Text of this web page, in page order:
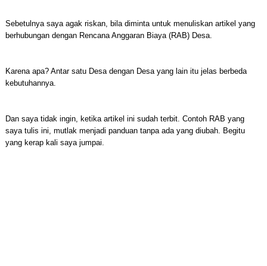
Sebetulnya saya agak riskan, bila diminta untuk menuliskan artikel yang
berhubungan dengan Rencana Anggaran Biaya (RAB) Desa.
Karena apa? Antar satu Desa dengan Desa yang lain itu jelas berbeda
kebutuhannya.
Dan saya tidak ingin, ketika artikel ini sudah terbit. Contoh RAB yang
saya tulis ini, mutlak menjadi panduan tanpa ada yang diubah. Begitu
yang kerap kali saya jumpai.